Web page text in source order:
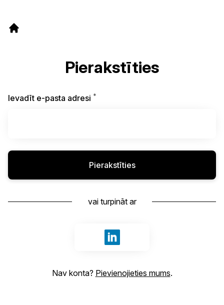
Pierakstīties
Ievadīt e-pasta adresi *
Pierakstīties
vai turpināt ar
Pierakstīties ar LinkedIn
Nav konta? Pievienojieties mums.